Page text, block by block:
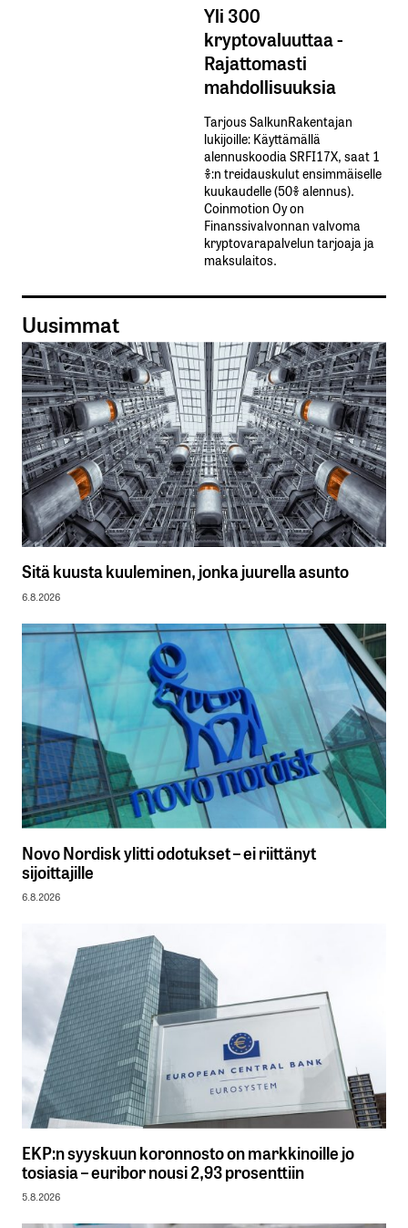
Yli 300
kryptovaluuttaa -
Rajattomasti
mahdollisuuksia
Tarjous SalkunRakentajan
lukijoille: Käyttämällä​ ​
alennuskoodia​ ​SRFI17X,​ ​saat​ ​1
%:n treidauskulut​ ​ensimmäiselle​ ​
kuukaudelle​ ​(50%​ ​alennus).
Coinmotion Oy on
Finanssivalvonnan valvoma
kryptovarapalvelun tarjoaja ja
maksulaitos.
Uusimmat
Sitä kuusta kuuleminen, jonka juurella asunto
6.8.2026
Novo Nordisk ylitti odotukset – ei riittänyt
sijoittajille
6.8.2026
EKP:n syyskuun koronnosto on markkinoille jo
tosiasia – euribor nousi 2,93 prosenttiin
5.8.2026